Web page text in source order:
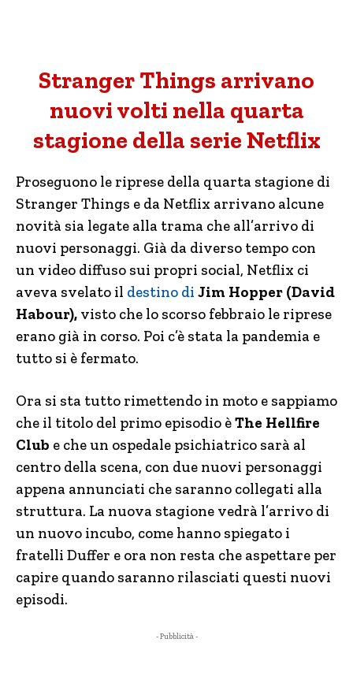
Stranger Things arrivano
nuovi volti nella quarta
stagione della serie Netflix
Proseguono le riprese della quarta stagione di
Stranger Things e da Netflix arrivano alcune
novità sia legate alla trama che all’arrivo di
nuovi personaggi. Già da diverso tempo con
un video diffuso sui propri social, Netflix ci
aveva svelato il destino di Jim Hopper (David
Habour), visto che lo scorso febbraio le riprese
erano già in corso. Poi c’è stata la pandemia e
tutto si è fermato.
Ora si sta tutto rimettendo in moto e sappiamo
che il titolo del primo episodio èThe Hellfire
Club e che un ospedale psichiatrico sarà al
centro della scena, con due nuovi personaggi
appena annunciati che saranno collegati alla
struttura. La nuova stagione vedrà l’arrivo di
un nuovo incubo, come hanno spiegato i
fratelli Duffer e ora non resta che aspettare per
capire quando saranno rilasciati questi nuovi
episodi.
- Pubblicità -